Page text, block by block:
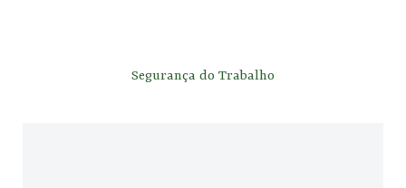
Segurança do Trabalho